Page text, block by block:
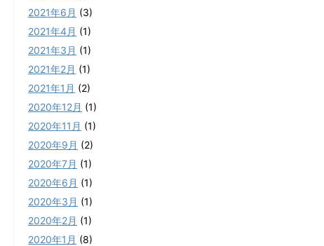
2021年6月 (3)
2021年4月 (1)
2021年3月 (1)
2021年2月 (1)
2021年1月 (2)
2020年12月 (1)
2020年11月 (1)
2020年9月 (2)
2020年7月 (1)
2020年6月 (1)
2020年3月 (1)
2020年2月 (1)
2020年1月 (8)